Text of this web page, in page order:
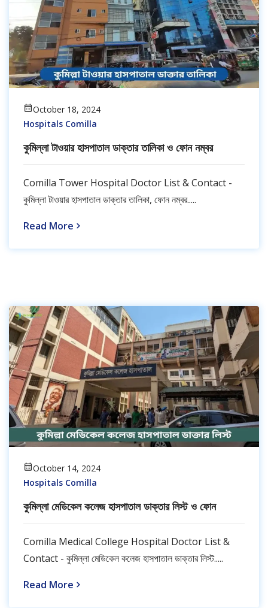
October 18, 2024
Hospitals Comilla
কুমিল্লা টাওয়ার হাসপাতাল ডাক্তার তালিকা ও ফোন নম্বর
Comilla Tower Hospital Doctor List & Contact -
কুমিল্লা টাওয়ার হাসপাতাল ডাক্তার তালিকা, ফোন নম্বর.....
Read More
October 14, 2024
Hospitals Comilla
কুমিল্লা মেডিকেল কলেজ হাসপাতাল ডাক্তার লিস্ট ও ফোন
Comilla Medical College Hospital Doctor List &
Contact - কুমিল্লা মেডিকেল কলেজ হাসপাতাল ডাক্তার লিস্ট.....
Read More